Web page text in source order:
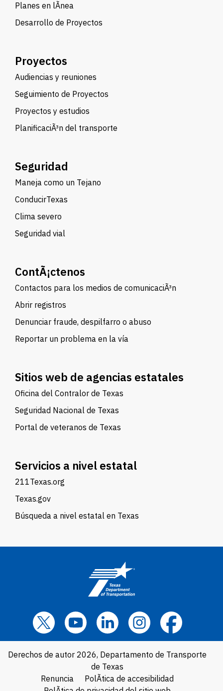
Planes en lÃ­nea
Desarrollo de Proyectos
Proyectos
Audiencias y reuniones
Seguimiento de Proyectos
Proyectos y estudios
PlanificaciÃ³n del transporte
Seguridad
Maneja como un Tejano
ConducirTexas
Clima severo
Seguridad vial
ContÃ¡ctenos
Contactos para los medios de comunicaciÃ³n
Abrir registros
Denunciar fraude, despilfarro o abuso
Reportar un problema en la vía
Sitios web de agencias estatales
Oficina del Contralor de Texas
Seguridad Nacional de Texas
Portal de veteranos de Texas
Servicios a nivel estatal
211Texas.org
Texas.gov
Búsqueda a nivel estatal en Texas
Derechos de autor 2026, Departamento de Transporte
de Texas
Renuncia
PolÃ­tica de accesibilidad